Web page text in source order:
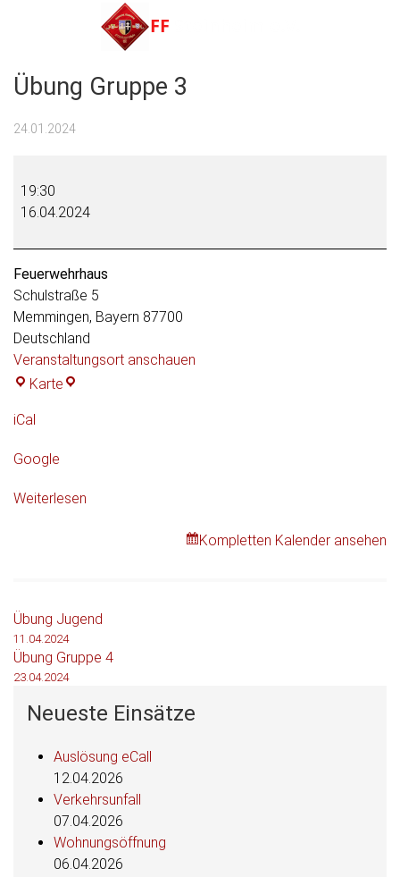
FF Steinheim e.V.
Übung Gruppe 3
24.01.2024
Gruppe
19:30
16.04.2024
Feuerwehrhaus
Schulstraße 5
Memmingen, Bayern 87700
Deutschland
Veranstaltungsort anschauen
Karte Feuerwehrhaus
iCal
Google
Weiterlesen
Kompletten Kalender ansehen
Beitragsnavigation
Übung Jugend
11.04.2024
Übung Gruppe 4
23.04.2024
Neueste Einsätze
Auslösung eCall
12.04.2026
Verkehrsunfall
07.04.2026
Wohnungsöffnung
06.04.2026